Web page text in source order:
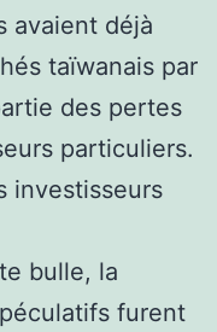
avaient déjà
taïwanais par
des pertes
particuliers.
investisseurs
bulle, la
furent